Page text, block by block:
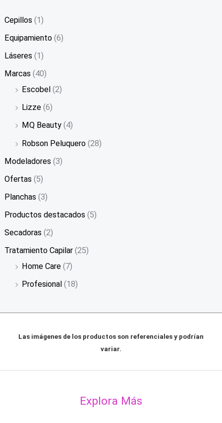
Cepillos (1)
Equipamiento (6)
Láseres (1)
Marcas (40)
Escobel (2)
Lizze (6)
MQ Beauty (4)
Robson Peluquero (28)
Modeladores (3)
Ofertas (5)
Planchas (3)
Productos destacados (5)
Secadoras (2)
Tratamiento Capilar (25)
Home Care (7)
Profesional (18)
Las imágenes de los productos son referenciales y podrían
variar.
Explora Más